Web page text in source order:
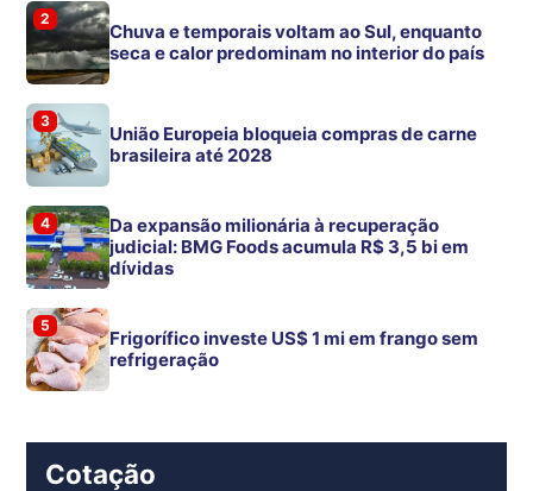
2
Chuva e temporais voltam ao Sul, enquanto
seca e calor predominam no interior do país
3
União Europeia bloqueia compras de carne
brasileira até 2028
4
Da expansão milionária à recuperação
judicial: BMG Foods acumula R$ 3,5 bi em
dívidas
5
Frigorífico investe US$ 1 mi em frango sem
refrigeração
Cotação